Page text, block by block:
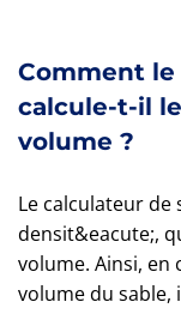
Comment
calcule-t-il
volume ?
Le calculateur de
densit&eacute;,
volume. Ainsi, en
volume du sable,